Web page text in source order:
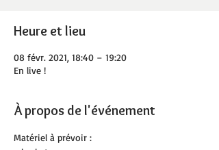
Heure et lieu
08 févr. 2021, 18:40 – 19:20
En live !
À propos de l'événement
Matériel à prévoir :